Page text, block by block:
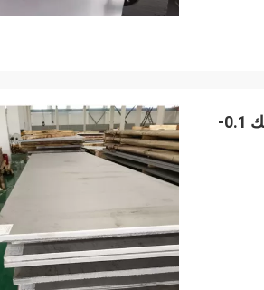
لوحة مسطحة Aisi 201 من الفولاذ المقاوم للصدأ بعرض 1000-3000mm سمك 0.1-